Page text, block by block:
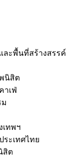
ละพื้นที่สร้างสรรค์
นิสิต
าเฟ่
เทพฯ
ะเทศไทย
สิต